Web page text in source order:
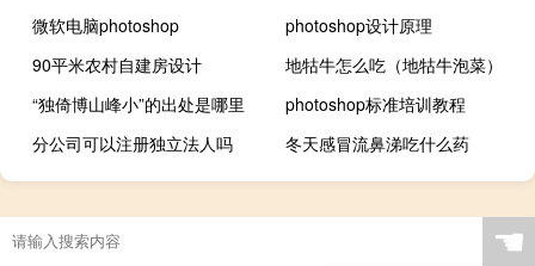
微软电脑photoshop
photoshop设计原理
90平米农村自建房设计
地牯牛怎么吃（地牯牛泡菜）
“独倚博山峰小”的出处是哪里
photoshop标准培训教程
分公司可以注册独立法人吗
冬天感冒流鼻涕吃什么药
☚